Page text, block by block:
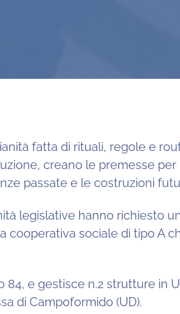
fatta di rituali, regole e
creano le premesse
passate e le costruzioni
legislative hanno richiesto
sociale di tipo A
e gestisce n.2 strutture in
di Campoformido (UD).